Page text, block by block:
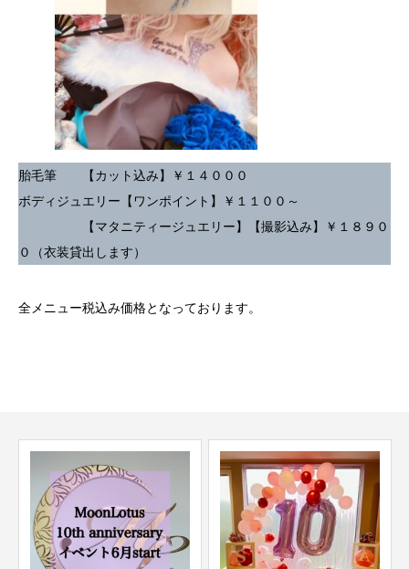
胎毛筆 【カット込み】￥１４０００
ボディジュエリー【ワンポイント】￥１１００～
【マタニティージュエリー】【撮影込み】￥１８９０
０（衣装貸出します）
全メニュー税込み価格となっております。